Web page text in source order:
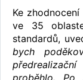
Ke
ve 35
standardů,
bych
proběhlo. Po